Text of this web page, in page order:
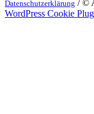
Datenschutzerklärung / ©
WordPress Cookie